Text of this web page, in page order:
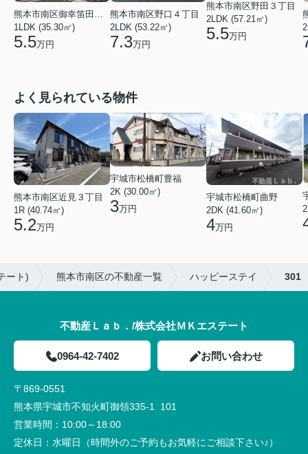
1LDK (35.30㎡)
5.5万円
熊本市南区野口４丁目
2LDK (53.22㎡)
7.3万円
熊本市南区野田３丁目
2LDK (57.21㎡)
5.5万円
よく見られている物件
熊本市南区近見３丁目
1R (40.74㎡)
5.2万円
宇城市松橋町豊福
2K (30.00㎡)
3万円
宇城市松橋町曲野
2DK (41.60㎡)
4万円
ート) 熊本市南区の不動産一覧 ハッピーステイ 301
不動産Ｌａｂ．/株式会社ＭＫエステート
0964-42-7402 お問い合わせ
〒869-0551
熊本県宇城市不知火町御領335-1 101
営業時間： 10:00～18:00
定休日： 水曜日（時間外のご予約もお気軽にご相談下さい♪）